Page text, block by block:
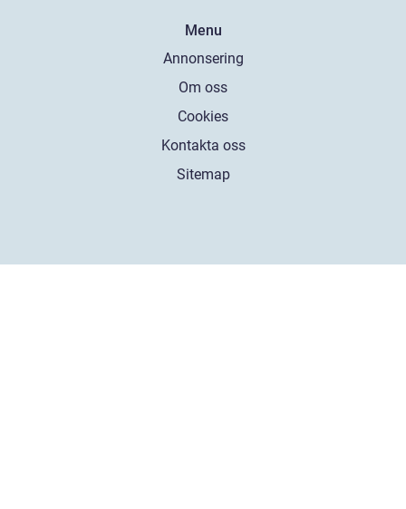
Menu
Annonsering
Om oss
Cookies
Kontakta oss
Sitemap